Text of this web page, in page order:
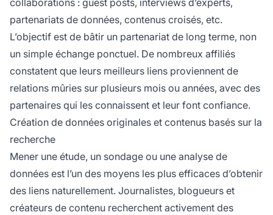
collaborations : guest posts, interviews d’experts,
partenariats de données, contenus croisés, etc.
L’objectif est de bâtir un partenariat de long terme, non
un simple échange ponctuel. De nombreux affiliés
constatent que leurs meilleurs liens proviennent de
relations mûries sur plusieurs mois ou années, avec des
partenaires qui les connaissent et leur font confiance.
Création de données originales et contenus basés sur la
recherche
Mener une étude, un sondage ou une analyse de
données est l’un des moyens les plus efficaces d’obtenir
des liens naturellement. Journalistes, blogueurs et
créateurs de contenu recherchent activement des